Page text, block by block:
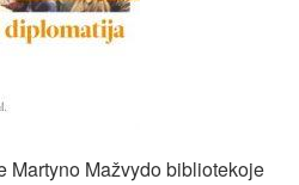
Martyno Mažvydo bibliotekoje